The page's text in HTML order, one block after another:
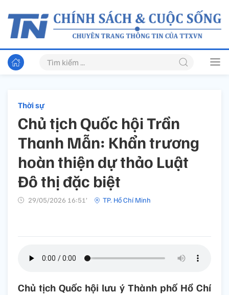
Thời sự
Chủ tịch Quốc hội Trần
Thanh Mẫn: Khẩn trương
hoàn thiện dự thảo Luật
Đô thị đặc biệt
29/05/2026 16:51’ TP. Hồ Chí Minh
Chủ tịch Quốc hội lưu ý Thành phố Hồ Chí